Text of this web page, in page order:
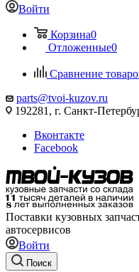
Войти
Корзина0
Отложенные0
Сравнение
parts@tvoi-kuzov.ru
192281, г. Санкт-
Вконтакте
Facebook
Поставки кузовных
автосервисов
Войти
Поиск